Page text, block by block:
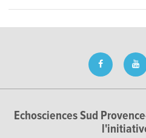
Echosciences Sud